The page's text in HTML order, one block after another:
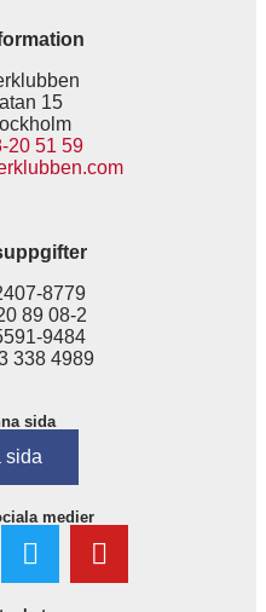
15
20 51 59
8779
89 08-2
9484
338 4989
sida
sida
medier